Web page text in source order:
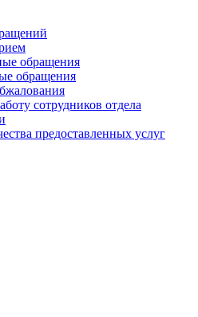
обращения
обращения
сотрудников отдела
предоставленных услуг